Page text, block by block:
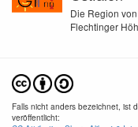
Die Region
Flechtinger
Falls nicht anders bezeichnet, ist
veröffentlicht: